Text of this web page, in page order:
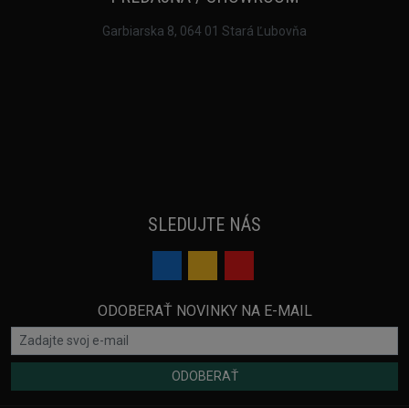
Garbiarska 8, 064 01 Stará Ľubovňa
SLEDUJTE NÁS
ODOBERAŤ NOVINKY NA E-MAIL
ODOBERAŤ